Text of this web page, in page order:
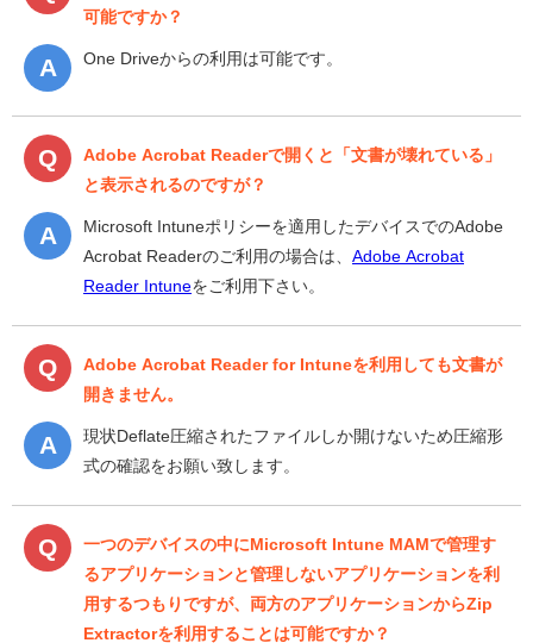
可能ですか？
One Driveからの利用は可能です。
Adobe Acrobat Readerで開くと「文書が壊れている」
と表示されるのですが？
Microsoft Intuneポリシーを適用したデバイスでのAdobe
Acrobat Readerのご利用の場合は、 Adobe Acrobat
Reader Intuneをご利用下さい。
Adobe Acrobat Reader for Intuneを利用しても文書が
開きません。
現状Deflate圧縮されたファイルしか開けないため圧縮形
式の確認をお願い致します。
一つのデバイスの中にMicrosoft Intune MAMで管理す
るアプリケーションと管理しないアプリケーションを利
用するつもりですが、両方のアプリケーションからZip
Extractorを利用することは可能ですか？